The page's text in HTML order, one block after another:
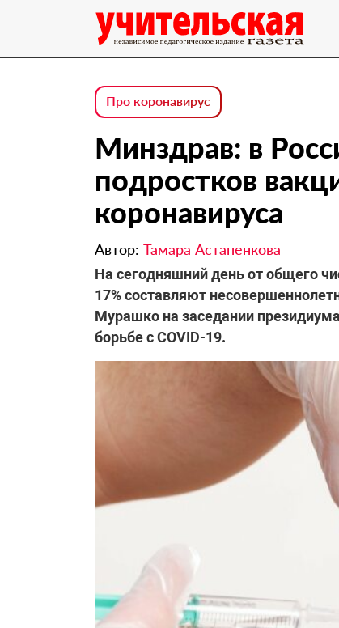
Про коронавирус
Минздрав: в
подростков
коронавируса
Автор: Тамара Астапенкова
На сегодняшний день от общего
17% составляют
Мурашко на заседании
борьбе с COVID-19.